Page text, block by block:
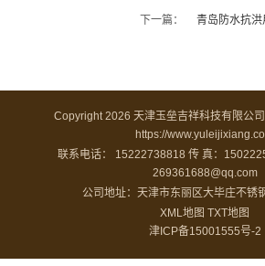
下一篇： 青岛防水抗洪
Copyright 2026 天津玉垒吉祥科技有限公司
https://
联系电话： 15222738818 传 真：
269361688@qq.com
公司地址：天津市东丽区大毕庄不锈
XML地图 TXT地图
津ICP备15001555号-2